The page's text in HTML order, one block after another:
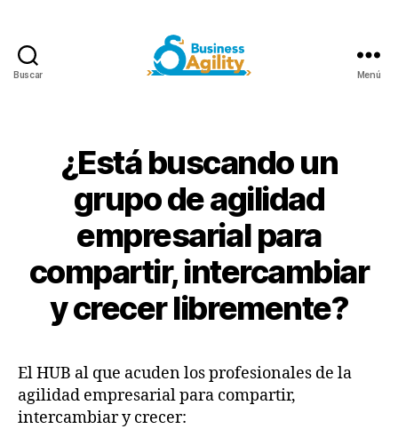
Buscar Menú
¿Está buscando un
grupo de agilidad
empresarial para
compartir, intercambiar
y crecer libremente?
El HUB al que acuden los profesionales de la
agilidad empresarial para compartir,
intercambiar y crecer: